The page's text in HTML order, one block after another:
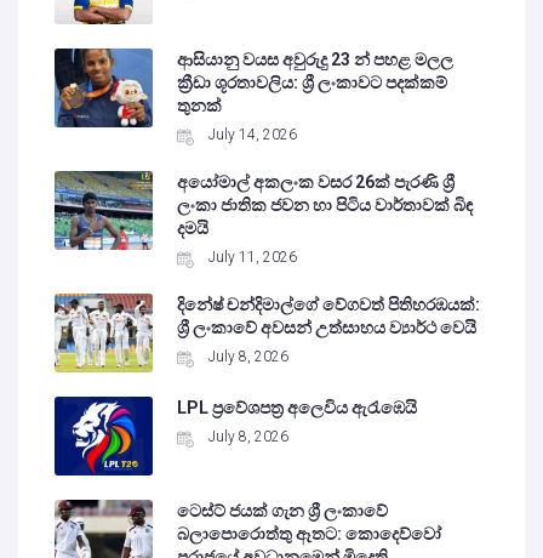
ආසියානු වයස අවුරුදු 23 න් පහළ මලල
ක්‍රීඩා ශූරතාවලිය: ශ්‍රී ලංකාවට පදක්කම්
තුනක්
July 14, 2026
අයෝමාල් අකලංක වසර 26ක් පැරණි ශ්‍රී
ලංකා ජාතික ජවන හා පිටිය වාර්තාවක් බිඳ
දමයි
July 11, 2026
දිනේෂ් චන්දිමාල්ගේ වේගවත් පිතිහරඹයක්:
ශ්‍රී ලංකාවේ අවසන් උත්සාහය ව්‍යාර්ථ වෙයි
July 8, 2026
LPL ප්‍රවේශපත්‍ර අලෙවිය ඇරැඹෙයි
July 8, 2026
ටෙස්ට් ජයක් ගැන ශ්‍රී ලංකාවේ
බලාපොරොත්තු ඈතට: කොදෙව්වෝ